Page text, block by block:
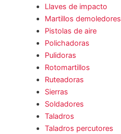
Llaves de impacto
Martillos demoledores
Pistolas de aire
Polichadoras
Pulidoras
Rotomartillos
Ruteadoras
Sierras
Soldadores
Taladros
Taladros percutores